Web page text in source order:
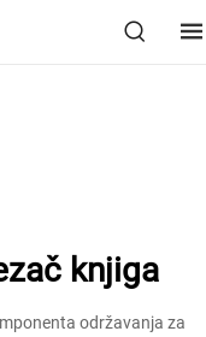
knjiga
održavanja za